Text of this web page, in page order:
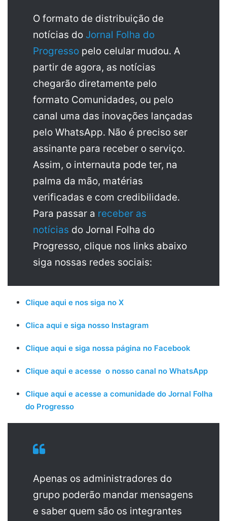
O formato de distribuição de
notícias do Jornal Folha do
Progresso pelo celular mudou. A
partir de agora, as notícias
chegarão diretamente pelo
formato Comunidades, ou pelo
canal uma das inovações lançadas
pelo WhatsApp. Não é preciso ser
assinante para receber o serviço.
Assim, o internauta pode ter, na
palma da mão, matérias
verificadas e com credibilidade.
Para passar a receber as
notícias do Jornal Folha do
Progresso, clique nos links abaixo
siga nossas redes sociais:
Clique aqui e nos siga no X
Clica aqui e siga nosso Instagram
Clique aqui e siga nossa página no Facebook
Clique aqui e acesse o nosso canal no WhatsApp
Clique aqui e acesse a comunidade do Jornal Folha
do Progresso
Apenas os administradores do
grupo poderão mandar mensagens
e saber quem são os integrantes